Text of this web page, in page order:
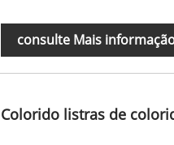
consulte Mais
Colorido listras de